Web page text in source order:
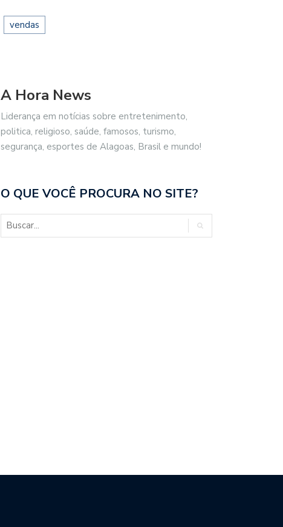
vendas
A Hora News
Liderança em notícias sobre entretenimento,
politica, religioso, saúde, famosos, turismo,
segurança, esportes de Alagoas, Brasil e mundo!
O QUE VOCÊ PROCURA NO SITE?